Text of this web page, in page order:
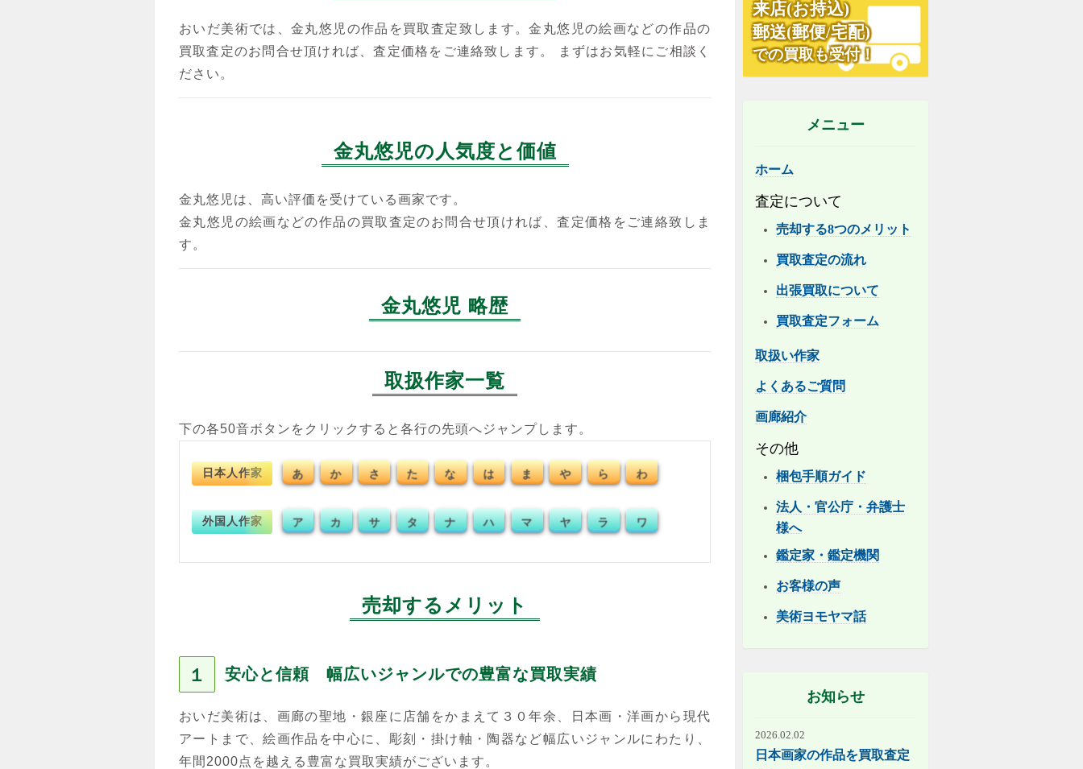
おいだ美術では、金丸悠児の作品を買取査定致します。金丸悠児の絵画などの作品の
買取査定のお問合せ頂ければ、査定価格をご連絡致します。 まずはお気軽にご相談く
ださい。
金丸悠児の人気度と価値
金丸悠児は、高い評価を受けている画家です。
金丸悠児の絵画などの作品の買取査定のお問合せ頂ければ、査定価格をご連絡致しま
す。
金丸悠児 略歴
取扱作家一覧
下の各50音ボタンをクリックすると各行の先頭へジャンプします。
日本人作家 あ か さ た な は ま や ら わ
外国人作家 ア カ サ タ ナ ハ マ ヤ ラ ワ
売却するメリット
１ 安心と信頼 幅広いジャンルでの豊富な買取実績
おいだ美術は、画廊の聖地・銀座に店舗をかまえて３０年余、日本画・洋画から現代
アートまで、絵画作品を中心に、彫刻・掛け軸・陶器など幅広いジャンルにわたり、
年間2000点を越える豊富な買取実績がございます。
来店(お持込)
郵送(郵便/宅配)
での買取も受付！
メニュー
ホーム
査定について
売却する8つのメリット
買取査定の流れ
出張買取について
買取査定フォーム
取扱い作家
よくあるご質問
画廊紹介
その他
梱包手順ガイド
法人・官公庁・弁護士
様へ
鑑定家・鑑定機関
お客様の声
美術ヨモヤマ話
お知らせ
2026.02.02
日本画家の作品を買取査定